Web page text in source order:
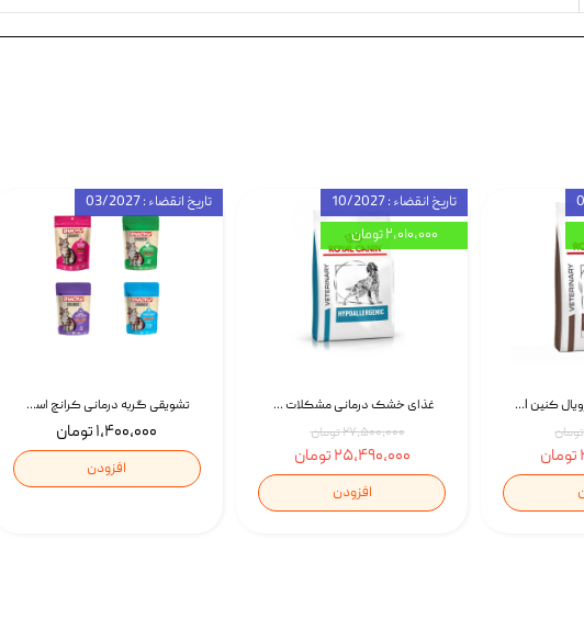
تشویقی گربه درمانی کرانچ اسنکی با طعم میکس Snacky Crunch Cat Treats وزن 60 گرم بسته 4 عددی
۱,۴۰۰,۰۰۰ تومان
افزودن
تاریخ انقضاء : 03/2027
غذای خشک درمانی مشکلات گوارشی سگ رویال کنین Royal Canin Hypoallergenic وزن 7 کیلوگرم | پت استوک
۲۷,۵۰۰,۰۰۰ تومان
۲۵,۴۹۰,۰۰۰ تومان
افزودن
تاریخ انقضاء : 10/2027
۲,۰۱۰,۰۰۰ تومان
غذای خشک سگ رویال کنین Royal Canin Gastrointestinal وزن 7.5 کیلوگرم | پت استوک